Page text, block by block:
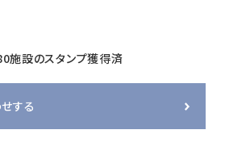
施設のスタンプ獲得済
する